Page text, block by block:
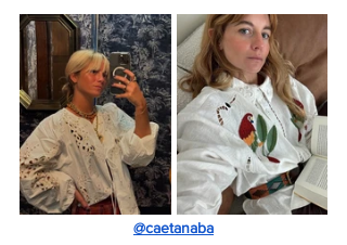
@caetanaba